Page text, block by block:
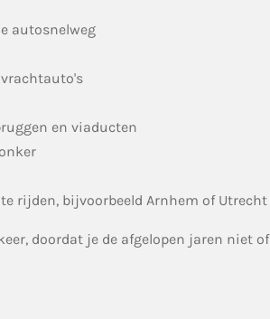
autosnelweg
en viaducten
rijden, bijvoorbeeld Arnhem of Utrecht
doordat je de afgelopen jaren niet